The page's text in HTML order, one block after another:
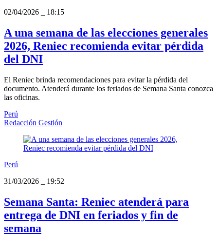
02/04/2026
18:15
A una semana de las elecciones generales
2026, Reniec recomienda evitar pérdida
del DNI
El Reniec brinda recomendaciones para evitar la pérdida del
documento. Atenderá durante los feriados de Semana Santa conozca
las oficinas.
Perú
Redacción Gestión
Perú
31/03/2026
19:52
Semana Santa: Reniec atenderá para
entrega de DNI en feriados y fin de
semana